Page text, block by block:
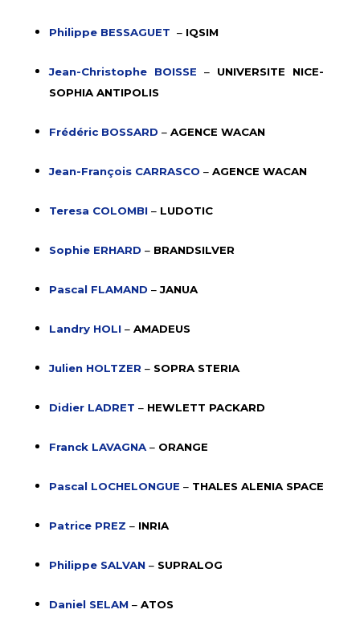
Philippe BESSAGUET – IQSIM
Jean-Christophe BOISSE – UNIVERSITE NICE-
SOPHIA ANTIPOLIS
Frédéric BOSSARD – AGENCE WACAN
Jean-François CARRASCO – AGENCE WACAN
Teresa COLOMBI– LUDOTIC
Sophie ERHARD – BRANDSILVER
Pascal FLAMAND –JANUA
Landry HOLI– AMADEUS
Julien HOLTZER – SOPRA STERIA
Didier LADRET – HEWLETT PACKARD
Franck LAVAGNA– ORANGE
Pascal LOCHELONGUE – THALES ALENIA SPACE
Patrice PREZ – INRIA
Philippe SALVAN– SUPRALOG
Daniel SELAM– ATOS